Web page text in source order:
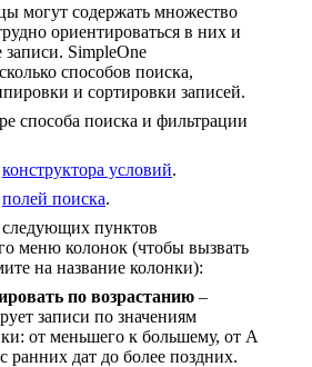
могут содержать множество
ориентироваться в них и
SimpleOne
способов поиска,
и сортировки записей.
способа поиска и фильтрации
конструктора условий.
полей поиска.
пунктов
меню колонок (чтобы вызвать
на название колонки):
по возрастанию –
записи по значениям
от меньшего к большему, от А
ранних дат до более поздних.